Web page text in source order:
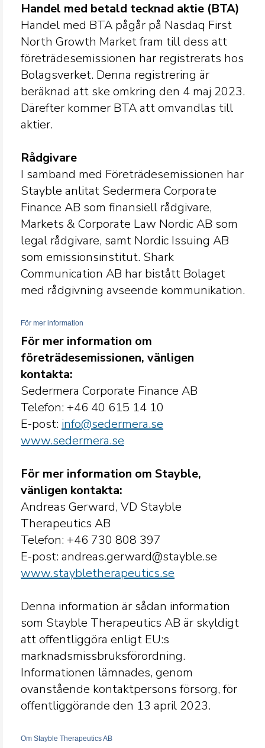
Handel med betald tecknad aktie (BTA)
Handel med BTA pågår på Nasdaq First
North Growth Market fram till dess att
företrädesemissionen har registrerats hos
Bolagsverket. Denna registrering är
beräknad att ske omkring den 4 maj 2023.
Därefter kommer BTA att omvandlas till
aktier.
Rådgivare
I samband med Företrädesemissionen har
Stayble anlitat Sedermera Corporate
Finance AB som finansiell rådgivare,
Markets & Corporate Law Nordic AB som
legal rådgivare, samt Nordic Issuing AB
som emissionsinstitut. Shark
Communication AB har bistått Bolaget
med rådgivning avseende kommunikation.
För mer information
För mer information om
företrädesemissionen, vänligen
kontakta:
Sedermera Corporate Finance AB
Telefon: +46 40 615 14 10
E-post: info@sedermera.se
www.sedermera.se
För mer information om Stayble,
vänligen kontakta:
Andreas Gerward, VD Stayble
Therapeutics AB
Telefon: +46 730 808 397
E-post: andreas.gerward@stayble.se
www.staybletherapeutics.se
Denna information är sådan information
som Stayble Therapeutics AB är skyldigt
att offentliggöra enligt EU:s
marknadsmissbruksförordning.
Informationen lämnades, genom
ovanstående kontaktpersons försorg, för
offentliggörande den 13 april 2023.
Om Stayble Therapeutics AB